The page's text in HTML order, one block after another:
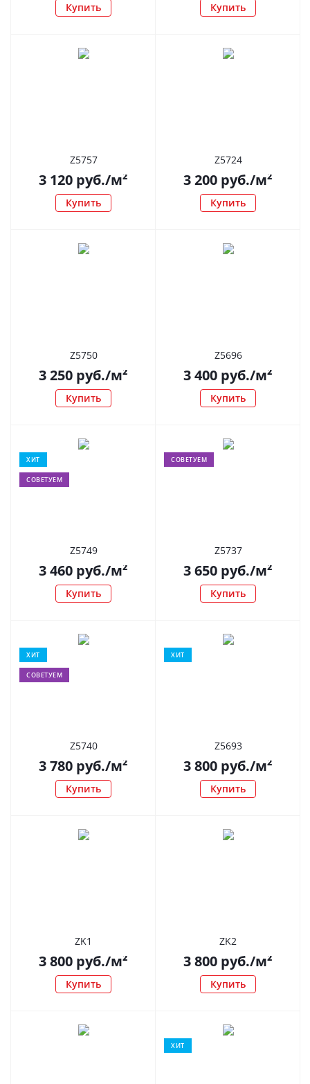
Купить Купить
Z5757
3 120 руб./м²
Купить
Z5724
3 200 руб./м²
Купить
Z5750
3 250 руб./м²
Купить
Z5696
3 400 руб./м²
Купить
ХИТ
СОВЕТУЕМ
Z5749
3 460 руб./м²
Купить
СОВЕТУЕМ
Z5737
3 650 руб./м²
Купить
ХИТ
СОВЕТУЕМ
Z5740
3 780 руб./м²
Купить
ХИТ
Z5693
3 800 руб./м²
Купить
ZK1
3 800 руб./м²
Купить
ZK2
3 800 руб./м²
Купить
ХИТ